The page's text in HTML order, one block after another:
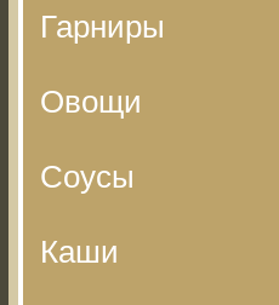
Гарниры
Овощи
Соусы
Каши